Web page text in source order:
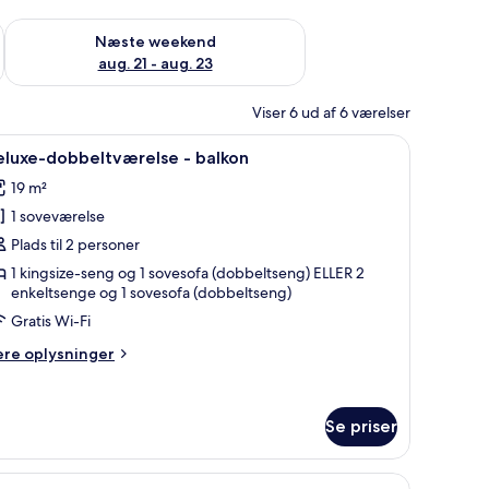
14 - aug. 16
Næste weekend
aug. 21 - aug. 23
Tjek tilgængelighed for næste weekend aug. 21 - aug. 23
Viser 6 ud af 6 værelser
værelset, skrivebord, mørklægningsgardiner, lydisolering
Pengeskab på værelset, skrivebord,
4 dobbeltværelse - balkon
19 m²
1 soveværelse
Plads til 2 personer
1 kingsize-seng og 1 sovesofa (dobbeltseng) ELLER 2
enkeltsenge og 1 sovesofa (dobbeltseng)
Gratis Wi-Fi
oplysninger
Se priser
lydisoleringPengeskab på værelset, skrivebord,